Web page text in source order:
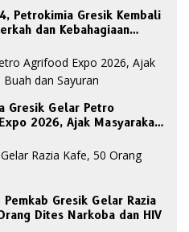
Petrokimia Gresik Kembali
dan Kebahagiaan
Gresik Gelar Petro
2026, Ajak Masyarakat
Pemkab Gresik Gelar Razia
Dites Narkoba dan HIV